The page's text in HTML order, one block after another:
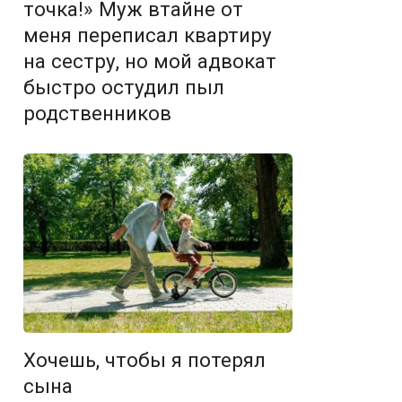
точка!» Муж втайне от
меня переписал квартиру
на сестру, но мой адвокат
быстро остудил пыл
родственников
Хочешь, чтобы я потерял
сына